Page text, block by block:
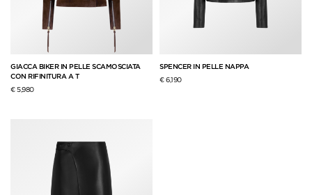
GIACCA BIKER IN PELLE SCAMOSCIATA
CON RIFINITURA A T
€ 5,980
SPENCER IN PELLE NAPPA
€ 6,190